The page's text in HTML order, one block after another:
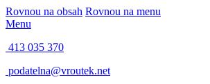
Rovnou na obsah Rovnou na menu
Menu
413 035 370
podatelna@vroutek.net